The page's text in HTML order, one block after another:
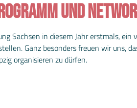
UND
Sachsen in diesem Jahr erstmals,
Ganz besonders freuen wir uns,
organisieren zu dürfen.